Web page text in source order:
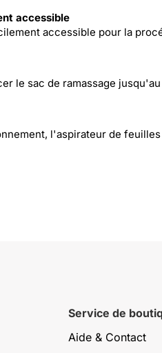
accessible
accessible pour la
le sac de ramassage
l'aspirateur de
Service de
Aide & Contact